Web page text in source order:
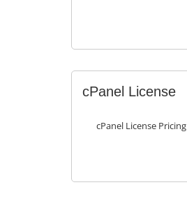
cPanel License
cPanel License Pricing